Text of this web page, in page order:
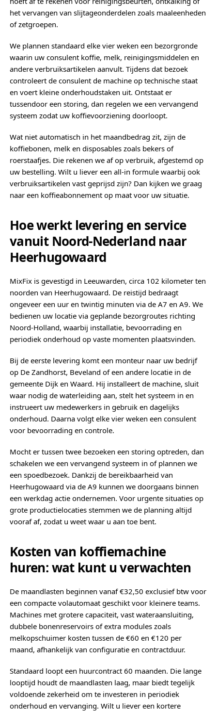
het vervangen van slijtageonderdelen zoals maaleenheden
of zetgroepen.
We plannen standaard elke vier weken een bezorgronde
waarin uw consulent koffie, melk, reinigingsmiddelen en
andere verbruiksartikelen aanvult. Tijdens dat bezoek
controleert de consulent de machine op technische staat
en voert kleine onderhoudstaken uit. Ontstaat er
tussendoor een storing, dan regelen we een vervangend
systeem zodat uw koffievoorziening doorloopt.
Wat niet automatisch in het maandbedrag zit, zijn de
koffiebonen, melk en disposables zoals bekers of
roerstaafjes. Die rekenen we af op verbruik, afgestemd op
uw bestelling. Wilt u liever een all-in formule waarbij ook
verbruiksartikelen vast geprijsd zijn? Dan kijken we graag
naar een koffieabonnement op maat voor uw situatie.
Hoe werkt levering en service
vanuit Noord-Nederland naar
Heerhugowaard
MixFix is gevestigd in Leeuwarden, circa 102 kilometer ten
noorden van Heerhugowaard. De reistijd bedraagt
ongeveer een uur en twintig minuten via de A7 en A9. We
bedienen uw locatie via geplande bezorgroutes richting
Noord-Holland, waarbij installatie, bevoorrading en
periodiek onderhoud op vaste momenten plaatsvinden.
Bij de eerste levering komt een monteur naar uw bedrijf
op De Zandhorst, Beveland of een andere locatie in de
gemeente Dijk en Waard. Hij installeert de machine, sluit
waar nodig de waterleiding aan, stelt het systeem in en
instrueert uw medewerkers in gebruik en dagelijks
onderhoud. Daarna volgt elke vier weken een consulent
voor bevoorrading en controle.
Mocht er tussen twee bezoeken een storing optreden, dan
schakelen we een vervangend systeem in of plannen we
een spoedbezoek. Dankzij de bereikbaarheid van
Heerhugowaard via de A9 kunnen we doorgaans binnen
een werkdag actie ondernemen. Voor urgente situaties op
grote productielocaties stemmen we de planning altijd
vooraf af, zodat u weet waar u aan toe bent.
Kosten van koffiemachine
huren: wat kunt u verwachten
De maandlasten beginnen vanaf €32,50 exclusief btw voor
een compacte volautomaat geschikt voor kleinere teams.
Machines met grotere capaciteit, vast wateraansluiting,
dubbele bonenreservoirs of extra modules zoals
melkopschuimer kosten tussen de €60 en €120 per
maand, afhankelijk van configuratie en contractduur.
Standaard loopt een huurcontract 60 maanden. Die lange
looptijd houdt de maandlasten laag, maar biedt tegelijk
voldoende zekerheid om te investeren in periodiek
onderhoud en vervanging. Wilt u liever een kortere